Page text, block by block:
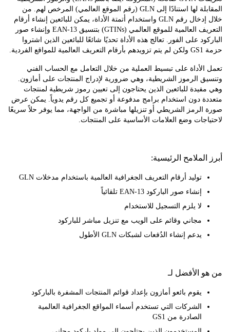
المقابلة لها استنادًا إلى GLN (رقم الموقع العالمي) المرخص لهم. من
خلال إدخال رقم GLN واستخدام أتمتة الأداة، يمكن للبائعين إنشاء أرقام
التعريف العالمية للموقع العالمي (GTINs) بتنسيق EAN-13 وإنشاء صور
على الفور. تعالج هذه الأداة تحديًا شائعًا للبائعين الذين اشتروا
على تبسيط العملية من خلال التعامل مع الحساب الفني
الرموز الشريطية، وهي ضرورية لإدراج المنتجات على أمازون.
للبائعين الذين يحتاجون إلى تعيين رموز شريطية لمنتجات
دون استخدام برامج مدفوعة أو تجميع كل رقم يدوياً. يمكن عرض
الشريطي أو تنزيلها مباشرة من الواجهة، مما يوفر حلاً سريعًا
وضع العلامات الأساسية على المنتجات.
الرئيسية:
توليد أرقام التعريف الجغرافية العالمية باستخدام مدخلات GLN
إنشاء صور الباركود EAN-13 تلقائياً
لا يلزم التسجيل للاستخدام
مجاني وقائم على الويب مع تنزيل مباشر للباركود
يدعم إنشاء الدُفعات لشبكات GLN الأطول
الأفضل لـ
يقوم بائعو أمازون بإعداد قوائم المنتجات المشفرة بالباركود
الشركات التي تستخدم أسماء المواقع الجغرافية العالمية
الصادرة من GS1